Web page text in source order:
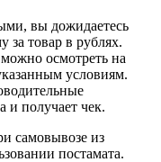
вы дожидаетесь
за товар в рублях.
осмотреть на
условиям.
и получает чек.
самовывозе из
постамата.